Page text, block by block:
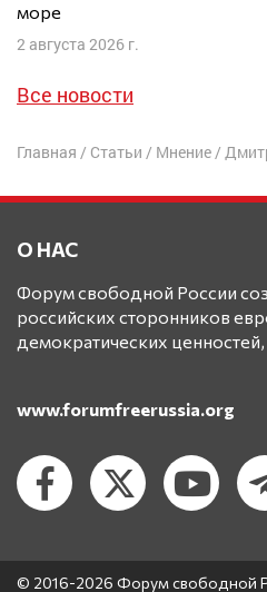
море
2 августа 2026 г.
Все новости
Главная / Статьи / Мнение/ Дмитрий
О НАС
Форум свободной России
российских сторонников
демократических
www.forumfreerussia.org
© 2016-2026 Форум свободной